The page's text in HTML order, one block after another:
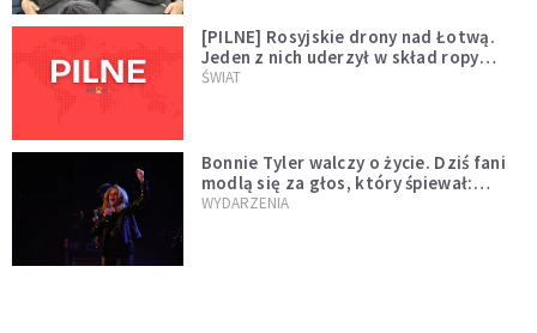
[PILNE] Rosyjskie drony nad Łotwą.
Jeden z nich uderzył w skład ropy
naftowej
ŚWIAT
Bonnie Tyler walczy o życie. Dziś fani
modlą się za głos, który śpiewał:
"Lord, help me"
WYDARZENIA